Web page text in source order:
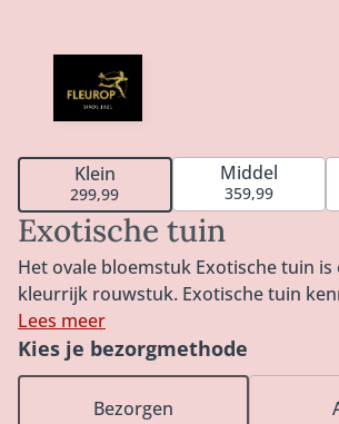
Exotische tuin
Het ovale bloemstuk Exotische tuin is
kleurrijk rouwstuk. Exotische tuin
de warme kleuren en de subtiele
tropische touch. Een prachtig
vorm voor een mooi en persoonlijk
Verkrijgbaar in 60cm, 80cm of 100cm.
Lees meer
Klein
299,99
Middel
359,99
Kies je bezorgmethode
Bezorgen